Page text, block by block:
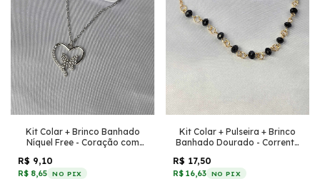
Kit Colar + Brinco Banhado
Níquel Free - Coração com
R$ 9,10
R$ 8,65 NO PIX
Kit Colar + Pulseira + Brinco
Banhado Dourado - Corrente
pequena Preto
R$ 17,50
R$ 16,63 NO PIX